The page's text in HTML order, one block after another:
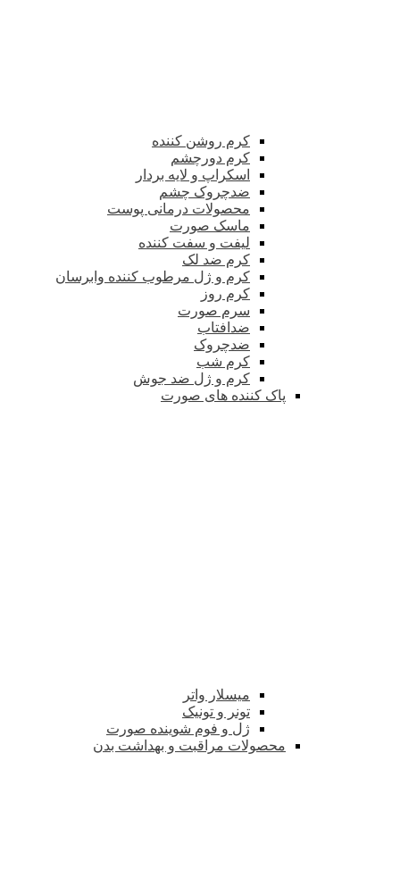
کرم روشن کننده
کرم دورچشم
اسکراپ و لایه بردار
ضدچروک چشم
محصولات درمانی پوست
ماسک صورت
لیفت و سفت کننده
کرم ضد لک
کرم و ژل مرطوب کننده وابرسان
کرم روز
سرم صورت
ضدافتاب
ضدچروک
کرم شب
کرم و ژل ضد جوش
پاک کننده های صورت
میسلار واتر
تونر و تونیک
ژل و فوم شوینده صورت
محصولات مراقبت و بهداشت بدن